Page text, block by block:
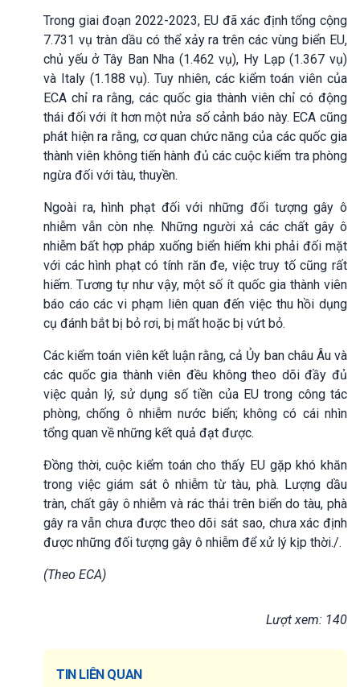
Trong giai đoạn 2022-2023, EU đã xác định tổng cộng
7.731 vụ tràn dầu có thể xảy ra trên các vùng biển EU,
chủ yếu ở Tây Ban Nha (1.462 vụ), Hy Lạp (1.367 vụ)
và Italy (1.188 vụ). Tuy nhiên, các kiểm toán viên của
ECA chỉ ra rằng, các quốc gia thành viên chỉ có động
thái đối với ít hơn một nửa số cảnh báo này. ECA cũng
phát hiện ra rằng, cơ quan chức năng của các quốc gia
thành viên không tiến hành đủ các cuộc kiểm tra phòng
ngừa đối với tàu, thuyền.
Ngoài ra, hình phạt đối với những đối tượng gây ô
nhiễm vẫn còn nhẹ. Những người xả các chất gây ô
nhiễm bất hợp pháp xuống biển hiếm khi phải đối mặt
với các hình phạt có tính răn đe, việc truy tố cũng rất
hiếm. Tương tự như vậy, một số ít quốc gia thành viên
báo cáo các vi phạm liên quan đến việc thu hồi dụng
cụ đánh bắt bị bỏ rơi, bị mất hoặc bị vứt bỏ.
Các kiểm toán viên kết luận rằng, cả Ủy ban châu Âu và
các quốc gia thành viên đều không theo dõi đầy đủ
việc quản lý, sử dụng số tiền của EU trong công tác
phòng, chống ô nhiễm nước biển; không có cái nhìn
tổng quan về những kết quả đạt được.
Đồng thời, cuộc kiểm toán cho thấy EU gặp khó khăn
trong việc giám sát ô nhiễm từ tàu, phà. Lượng dầu
tràn, chất gây ô nhiễm và rác thải trên biển do tàu, phà
gây ra vẫn chưa được theo dõi sát sao, chưa xác định
được những đối tượng gây ô nhiễm để xử lý kịp thời./.
(Theo ECA)
Lượt xem: 140
TIN LIÊN QUAN